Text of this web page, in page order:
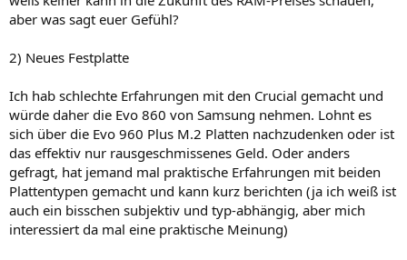
aber was sagt euer Gefühl?
2) Neues Festplatte
Ich hab schlechte Erfahrungen mit den Crucial gemacht und
würde daher die Evo 860 von Samsung nehmen. Lohnt es
sich über die Evo 960 Plus M.2 Platten nachzudenken oder ist
das effektiv nur rausgeschmissenes Geld. Oder anders
gefragt, hat jemand mal praktische Erfahrungen mit beiden
Plattentypen gemacht und kann kurz berichten (ja ich weiß ist
auch ein bisschen subjektiv und typ-abhängig, aber mich
interessiert da mal eine praktische Meinung)